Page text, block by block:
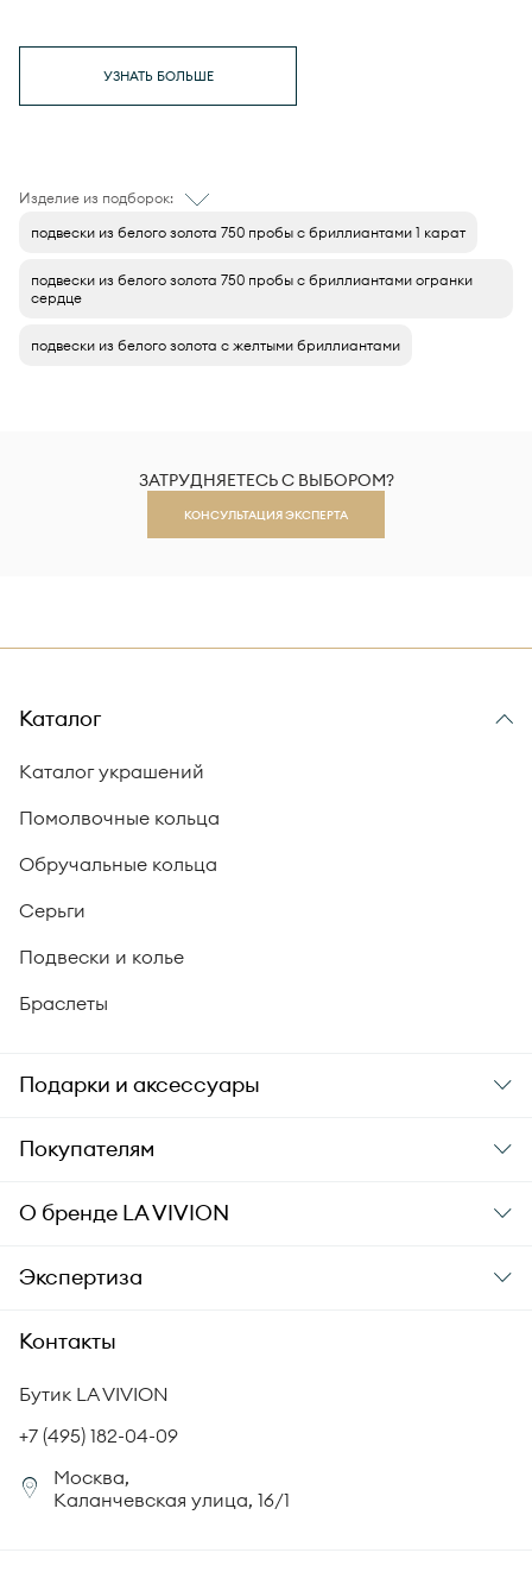
УЗНАТЬ БОЛЬШЕ
Изделие из подборок:
подвески из белого золота 750 пробы с бриллиантами 1 карат
подвески из белого золота 750 пробы с бриллиантами огранки
сердце
подвески из белого золота с желтыми бриллиантами
ЗАТРУДНЯЕТЕСЬ С ВЫБОРОМ?
КОНСУЛЬТАЦИЯ ЭКСПЕРТА
Каталог
Каталог украшений
Помолвочные кольца
Обручальные кольца
Серьги
Подвески и колье
Браслеты
Подарки и аксессуары
Подарки
Уход за украшениями
Аксессуары
Покупателям
Заказ и оплата
Гарантия подлинности
Комплект документов
Политика возврата
Сертификация бриллиантов
Юридическая информация
О бренде LA VIVION
О компании
СМИ о нас
Корпоративный портал
Экспертиза
Академия LA VIVION
Статьи
Контакты
Бутик LA VIVION
+7 (495) 182-04-09
Москва,
Каланчевская улица, 16/1